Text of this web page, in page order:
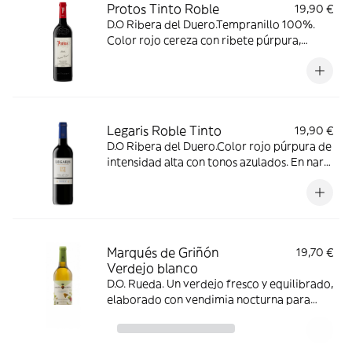
Protos Tinto Roble
19,90 €
D.O Ribera del Duero.Tempranillo 100%.
Color rojo cereza con ribete púrpura,
especias dulces, notas de bayas rojas. Sabor
Legaris Roble Tinto
19,90 €
D.O Ribera del Duero.Color rojo púrpura de
intensidad alta con tonos azulados. En nariz
madura y se ven complementados con finos
Marqués de Griñón
Verdejo blanco
19,70 €
D.O. Rueda. Un verdejo fresco y equilibrado,
elaborado con vendimia nocturna para